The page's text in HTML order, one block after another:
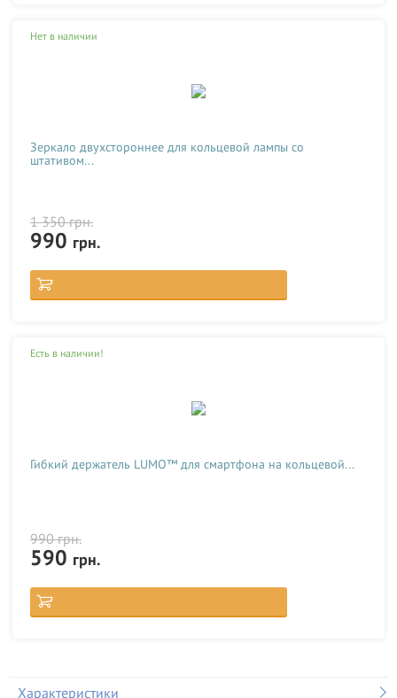
Нет в наличии
Зеркало двухстороннее для кольцевой лампы со
штативом...
1 350грн.
990 грн.
Есть в наличии!
Гибкий держатель LUMO™ для смартфона на кольцевой...
990грн.
590 грн.
Характеристики